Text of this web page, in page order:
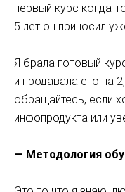
первый курс когда-
5 лет он приносил
Я брала готовый
и продавала его на
обращайтесь, если
инфопродукта или
— Методология